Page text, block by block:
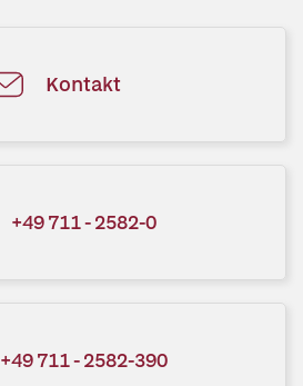
Kontakt
+49 711 - 2582-0
+49 711 - 2582-390